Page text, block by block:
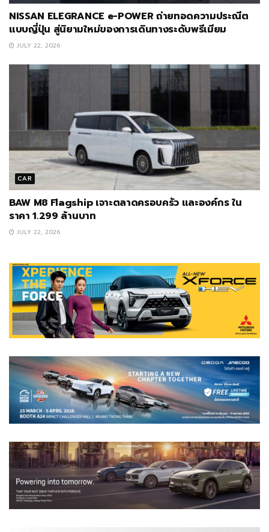
NISSAN ELEGRANCE e-POWER ถ่ายทอดความประณีต
แบบญี่ปุ่น สู่นิยามใหม่ของการเดินทางระดับพรีเมียม
JULY 22, 2026
CAR
BAW M8 Flagship เจาะตลาดครอบครัว และองค์กร ใน
ราคา 1.299 ล้านบาท
JULY 22, 2026